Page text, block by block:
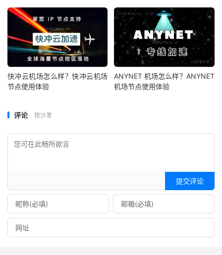
快冲云机场怎么样？快冲云机场
节点使用体验
ANYNET 机场怎么样？ANYNET
机场节点使用体验
评论 抢沙发
提交评论